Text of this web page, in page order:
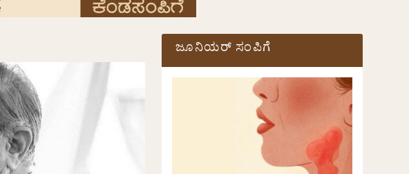
ಜೂನಿಯರ್ ಸಂಪಿಗೆ